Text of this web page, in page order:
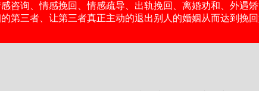
咨询、情感挽回、情感疏导、出轨挽回、离婚劝和、外遇
第三者、让第三者真正主动的退出别人的婚姻从而达到挽